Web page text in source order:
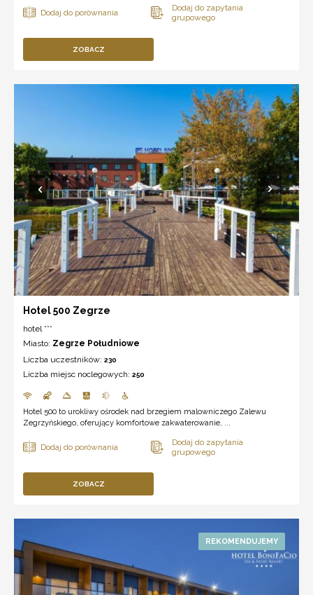
ZOBACZ
Hotel 500 Zegrze
hotel ***
Miasto: Zegrze Południowe
Liczba uczestników: 230
Liczba miejsc noclegowych: 250
Hotel 500 to urokliwy ośrodek nad brzegiem malowniczego Zalewu
Zegrzyńskiego, oferujący komfortowe zakwaterowanie, ...
ZOBACZ